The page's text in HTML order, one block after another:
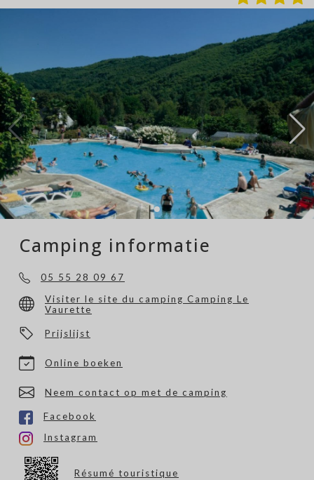
Camping informatie
05 55 28 09 67
Visiter le site du camping Camping Le
Vaurette
Prijslijst
Online boeken
Neem contact op met de camping
Facebook
Instagram
Résumé touristique